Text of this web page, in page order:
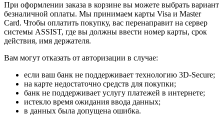
При оформлении заказа в корзине вы можете выбрать вариант
безналичной оплаты. Мы принимаем карты Visa и Master
Card. Чтобы оплатить покупку, вас перенаправит на сервер
системы ASSIST, где вы должны ввести номер карты, срок
действия, имя держателя.
Вам могут отказать от авторизации в случае:
если ваш банк не поддерживает технологию 3D-Secure;
на карте недостаточно средств для покупки;
банк не поддерживает услугу платежей в интернете;
истекло время ожидания ввода данных;
в данных была допущена ошибка.